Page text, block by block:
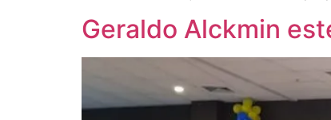
Geraldo Alckmin